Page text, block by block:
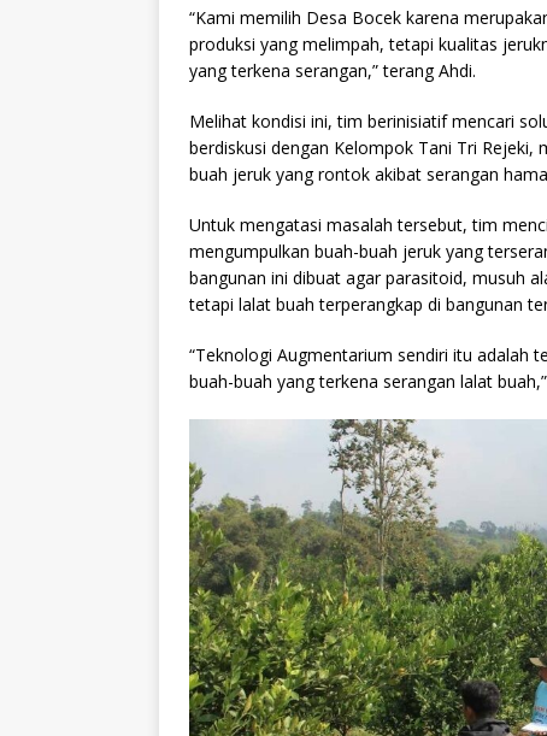
“Kami memilih Desa Bocek karena
produksi yang melimpah, tetapi kualitas
yang terkena serangan,” terang Ahdi.
Melihat kondisi ini, tim berinisiatif mencari
berdiskusi dengan Kelompok Tani Tri
buah jeruk yang rontok akibat serangan
Untuk mengatasi masalah tersebut, tim
mengumpulkan buah-buah jeruk yang
bangunan ini dibuat agar parasitoid, musuh
tetapi lalat buah terperangkap di bangunan
“Teknologi Augmentarium sendiri itu adalah
buah-buah yang terkena serangan lalat